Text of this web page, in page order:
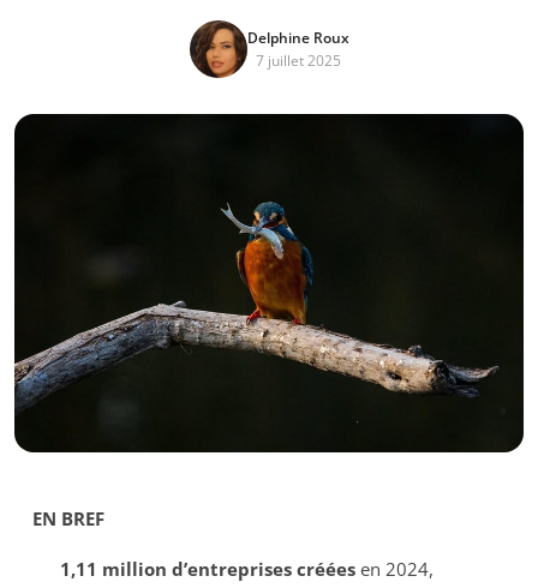
Delphine Roux
7 juillet 2025
EN BREF
1,11 million d’entreprises crééesen 2024,